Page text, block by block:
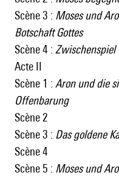
Scène 3 : Moses und
Botschaft Gottes
Scène 4 : Zwischenspiel
Acte II
Scène 1 : Aron und die
Offenbarung
Scène 2
Scène 3 : Das goldene
Scène 4
Scène 5 : Moses und